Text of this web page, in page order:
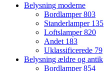
Belysning moderne
Bordlamper803
Standerlamper 135
Loftslamper820
Andet 183
Uklassificerede 79
Belysning ældre og antik
Bordlamper854